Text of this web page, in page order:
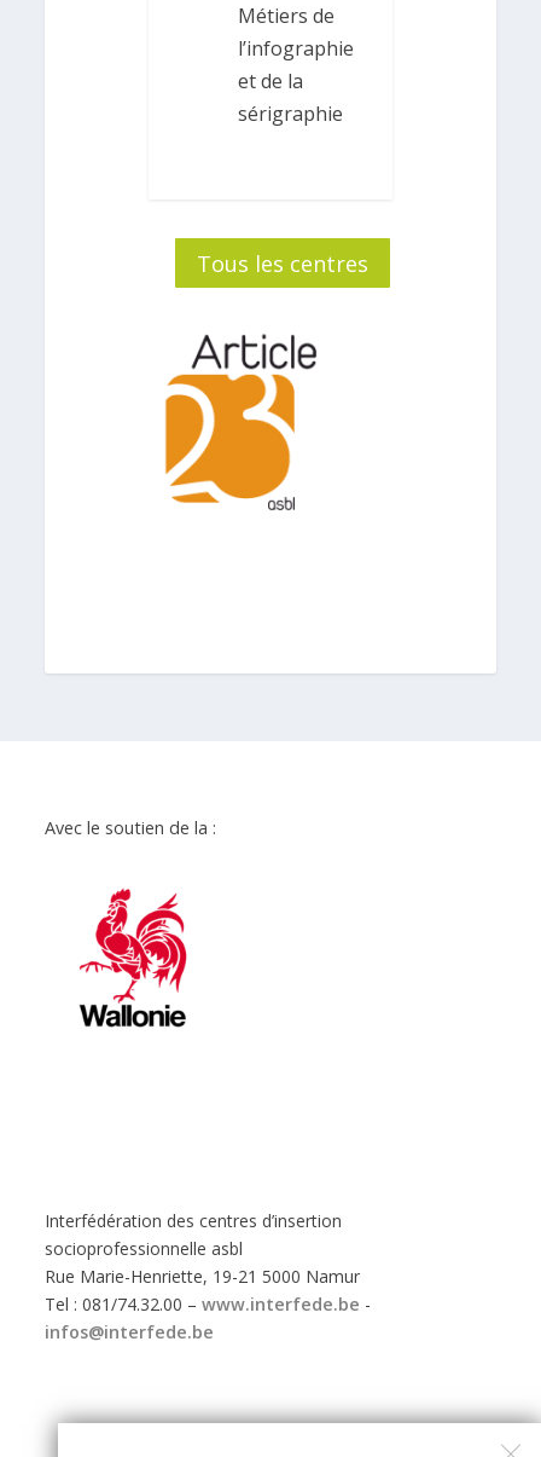
Métiers de
l’infographie
et de la
sérigraphie
Tous les centres
Avec le soutien de la :
Interfédération des centres d’insertion
socioprofessionnelle asbl
Rue Marie-Henriette, 19-21 5000 Namur
Tel : 081/74.32.00 –www.interfede.be -
infos@interfede.be